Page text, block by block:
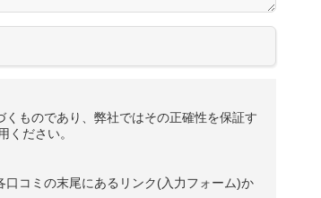
ものであり、弊社ではその正確性を保証す
ください。
コミの末尾にあるリンク(入力フォーム)か